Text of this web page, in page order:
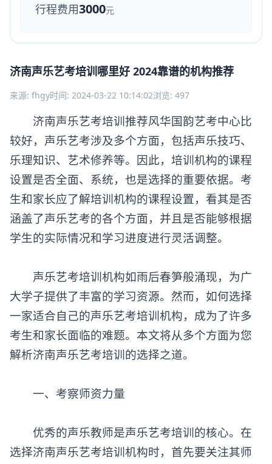
行程费用3000元
济南声乐艺考培训哪里好 2024靠谱的机构推荐
来源: fhgy时间: 2024-03-22 10:14:02浏览: 497
济南声乐艺考培训推荐风华国韵艺考中心比
较好，声乐艺考涉及多个方面，包括声乐技巧、
乐理知识、艺术修养等。因此，培训机构的课程
设置是否全面、系统，也是选择的重要依据。考
生和家长应了解培训机构的课程设置，看其是否
涵盖了声乐艺考的各个方面，并且是否能够根据
学生的实际情况和学习进度进行灵活调整。
声乐艺考培训机构如雨后春笋般涌现，为广
大学子提供了丰富的学习资源。然而，如何选择
一家适合自己的声乐艺考培训机构，成为了许多
考生和家长面临的难题。本文将从多个方面为您
解析济南声乐艺考培训的选择之道。
一、考察师资力量
优秀的声乐教师是声乐艺考培训的核心。在
选择济南声乐艺考培训机构时，首先要关注其师